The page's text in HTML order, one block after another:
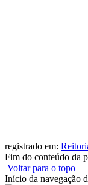
registrado em:
Fim do conteúdo da
Voltar para o topo
Início da navegação